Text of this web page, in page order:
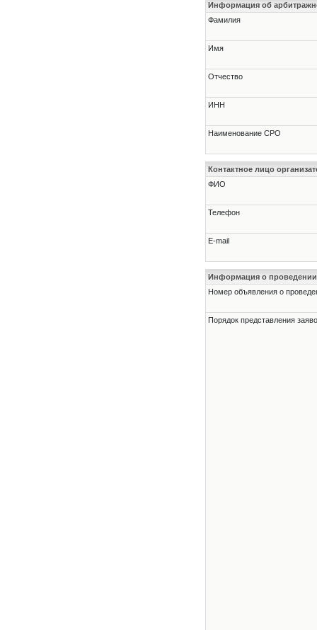
Информация об
Фамилия
Имя
Отчество
ИНН
Наименование СРО
Контактное лицо
ФИО
Телефон
E-mail
Информация о проведении
Номер объявления о
Порядок представления